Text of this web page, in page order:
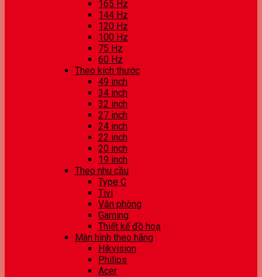
165 Hz
144 Hz
120 Hz
100 Hz
75 Hz
60 Hz
Theo kích thước
49 inch
34 inch
32 inch
27 inch
24 inch
22 inch
20 inch
19 inch
Theo nhu cầu
Type C
Tivi
Văn phòng
Gaming
Thiết kế đồ hoạ
Màn hình theo hãng
Hikvision
Philips
Acer